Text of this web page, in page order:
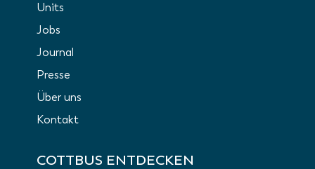
Units
Jobs
Journal
Presse
Über uns
Kontakt
COTTBUS ENTDECKEN